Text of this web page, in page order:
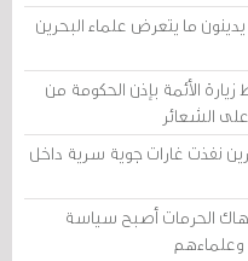
ما يتعرض علماء البحرين
الأئمة بإذن الحكومة من
الشعائر
نفذت غارات جوية سرية داخل
الحرمات أصبح سياسة